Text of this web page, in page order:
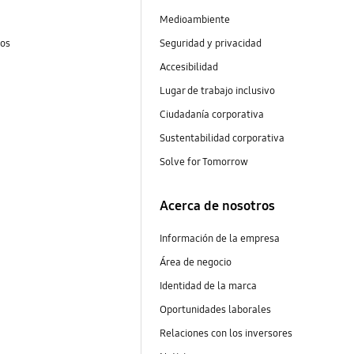
Medioambiente
Seguridad y privacidad
Accesibilidad
Lugar de trabajo inclusivo
Ciudadanía corporativa
Sustentabilidad corporativa
Solve for Tomorrow
Acerca de nosotros
Información de la empresa
Área de negocio
Identidad de la marca
Oportunidades laborales
Relaciones con los inversores